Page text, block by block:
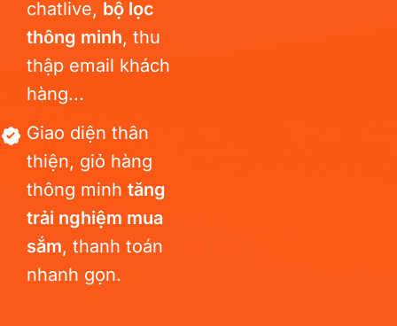
chatlive, bộ lọc
thông minh, thu
thập email khách
hàng...
Giao diện thân
thiện, giỏ hàng
thông minh tăng
trải nghiệm mua
sắm, thanh toán
nhanh gọn.